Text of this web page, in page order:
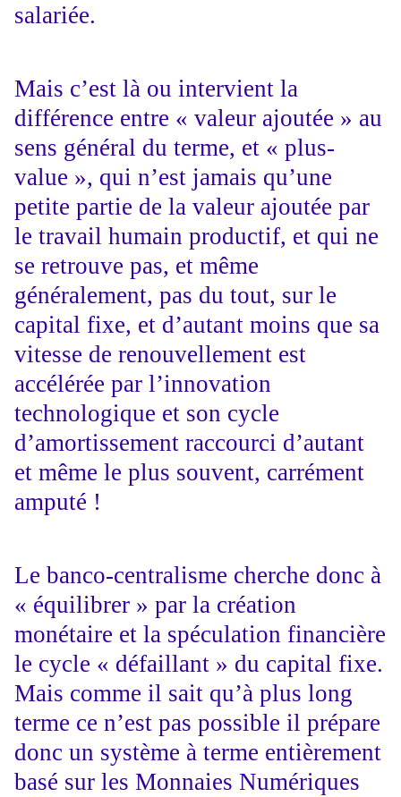
salariée.
Mais c’est là ou intervient la
différence entre « valeur ajoutée » au
sens général du terme, et « plus-
value », qui n’est jamais qu’une
petite partie de la valeur ajoutée par
le travail humain productif, et qui ne
se retrouve pas, et même
généralement, pas du tout, sur le
capital fixe, et d’autant moins que sa
vitesse de renouvellement est
accélérée par l’innovation
technologique et son cycle
d’amortissement raccourci d’autant
et même le plus souvent, carrément
amputé !
Le banco-centralisme cherche donc à
« équilibrer » par la création
monétaire et la spéculation financière
le cycle « défaillant » du capital fixe.
Mais comme il sait qu’à plus long
terme ce n’est pas possible il prépare
donc un système à terme entièrement
basé sur les Monnaies Numériques